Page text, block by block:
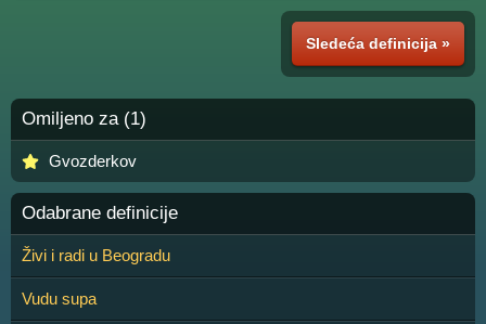
Sledeća definicija »
Omiljeno za (1)
Gvozderkov
Odabrane definicije
Živi i radi u Beogradu
Vudu supa